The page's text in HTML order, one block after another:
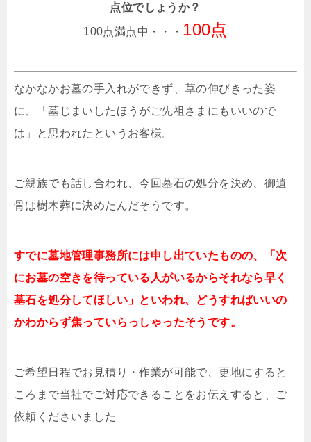
点位でしょうか？
100点満点中・・・ 100点
なかなかお墓の手入れができず、草の伸びきった姿
に、「墓じまいしたほうがご先祖さまにもいいので
は」と思われたというお客様。
ご親族でも話し合われ、今回墓石の処分を決め、御遺
骨は樹木葬に決めたんだそうです。
すでに墓地管理事務所には申し出ていたものの、「次
にお墓の空きを待っている人がいるからそれなら早く
墓石を処分してほしい」といわれ、どうすればいいの
かわからず焦っていらっしゃったそうです。
ご希望日程でお見積り・作業が可能で、更地にすると
ころまで当社でご対応できることをお伝えすると、ご
依頼くださいました